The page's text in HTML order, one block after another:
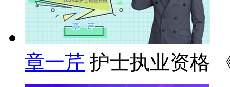
章一芹 护士执业资格